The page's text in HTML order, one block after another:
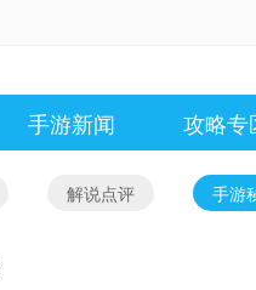
手游新闻 攻略专
解说点评 手游